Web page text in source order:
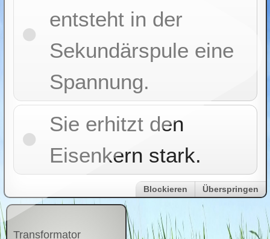
entsteht in der
Sekundärspule eine
Spannung.
Sie erhitzt den
Eisenkern stark.
Blockieren Überspringen
Transformator